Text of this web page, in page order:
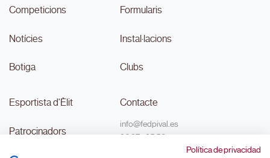
Política de privacidad
Competicions
Notícies
Botiga
Formularis
Instal·lacions
Clubs
Esportista d'Èlit
Patrocinadors
Contacte
info@fedpival.es
96 374 95 58
C/Marqués de Sant Joan nº 32,